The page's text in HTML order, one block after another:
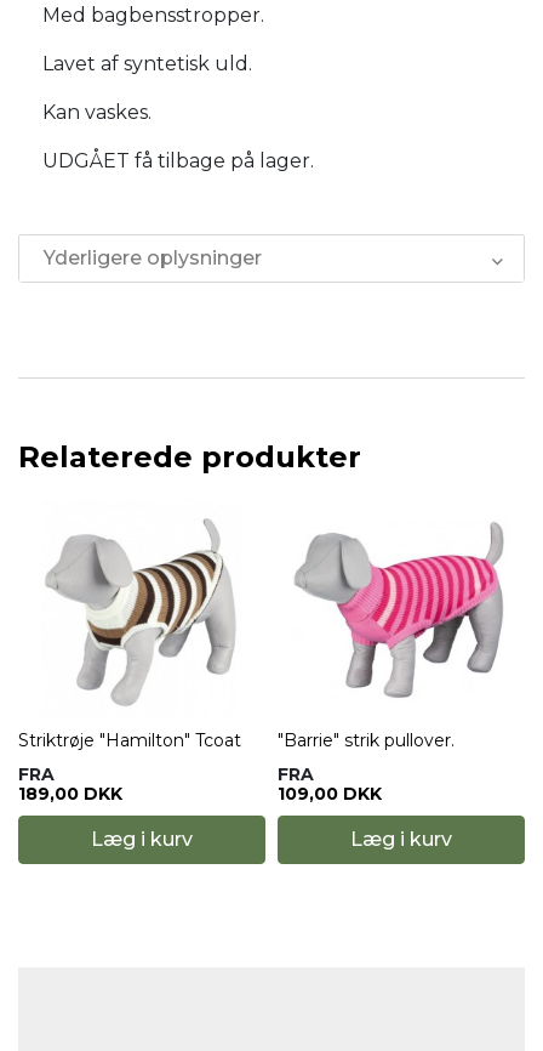
Med bagbensstropper.
Lavet af syntetisk uld.
Kan vaskes.
UDGÅET få tilbage på lager.
Yderligere oplysninger
Relaterede produkter
Striktrøje "Hamilton" Tcoat
FRA
189,00 DKK
Læg i kurv
"Barrie" strik pullover.
FRA
109,00 DKK
Læg i kurv